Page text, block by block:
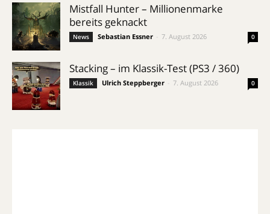
Mistfall Hunter – Millionenmarke
bereits geknackt
News Sebastian Essner 7. August 2026 0
Stacking – im Klassik-Test (PS3 / 360)
Klassik Ulrich Steppberger 7. August 2026 0